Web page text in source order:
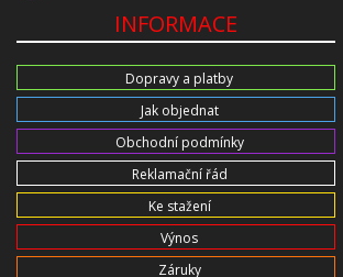
INFORMACE
Dopravy a platby
Jak objednat
Obchodní podmínky
Reklamační řád
Ke stažení
Výnos
Záruky